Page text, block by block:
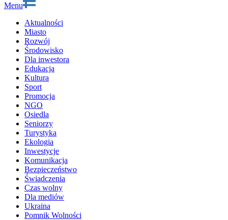
Menu
Aktualności
Miasto
Rozwój
Środowisko
Dla inwestora
Edukacja
Kultura
Sport
Promocja
NGO
Osiedla
Seniorzy
Turystyka
Ekologia
Inwestycje
Komunikacja
Bezpieczeństwo
Świadczenia
Czas wolny
Dla mediów
Ukraina
Pomnik Wolności